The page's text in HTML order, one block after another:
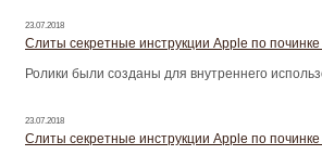
23.07.2018
Слиты секретные инструкции Apple по
Ролики были созданы для внутреннего
23.07.2018
Слиты секретные инструкции Apple по